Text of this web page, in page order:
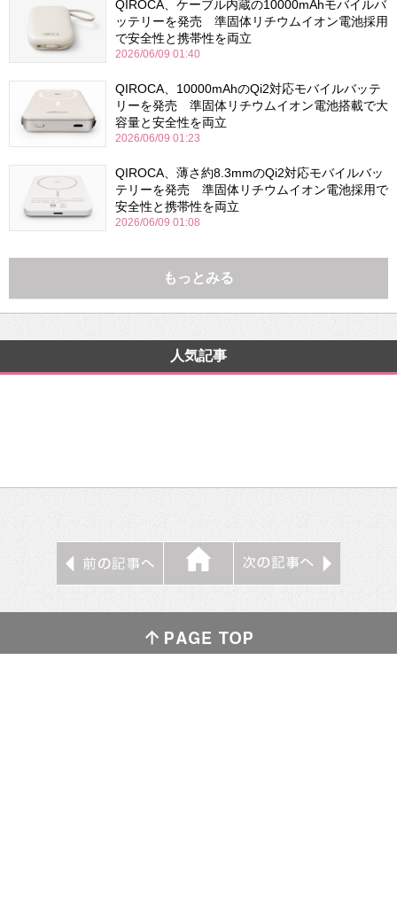
QIROCA、ケーブル内蔵の10000mAhモバイルバ
ッテリーを発売 準固体リチウムイオン電池採用
で安全性と携帯性を両立
2026/06/09 01:40
QIROCA、10000mAhのQi2対応モバイルバッテ
リーを発売 準固体リチウムイオン電池搭載で大
容量と安全性を両立
2026/06/09 01:23
QIROCA、薄さ約8.3mmのQi2対応モバイルバッ
テリーを発売 準固体リチウムイオン電池採用で
安全性と携帯性を両立
2026/06/09 01:08
もっとみる
人気記事